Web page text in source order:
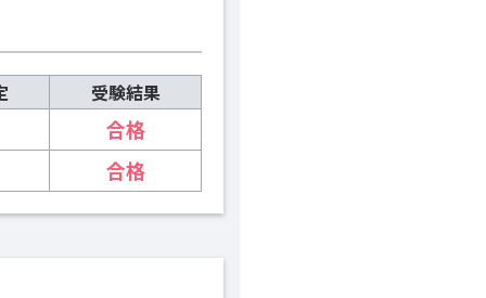
受験結果
合格
合格